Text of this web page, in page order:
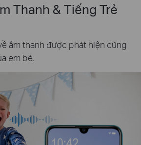
Thanh & Tiếng Trẻ
âm thanh được phát hiện cũng
em bé.